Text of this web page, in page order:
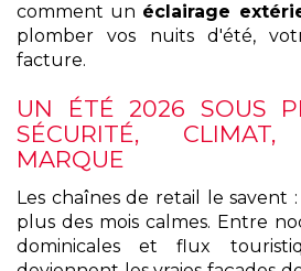
comment un éclairage
plomber vos nuits d'été,
facture.
UN ÉTÉ 2026 SOUS
SÉCURITÉ,
MARQUE
Les chaînes de retail le savent
plus des mois calmes. Entre
dominicales et flux